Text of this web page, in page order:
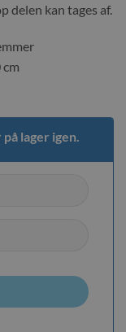
delen kan tages af.
lager igen.